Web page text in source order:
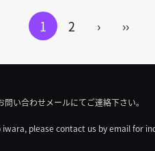
1 2 › ››
い合わせメールにてご連絡下さい。
please contact us by email for